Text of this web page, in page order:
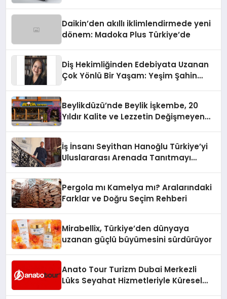
Daikin’den akıllı iklimlendirmede yeni
dönem: Madoka Plus Türkiye’de
Diş Hekimliğinden Edebiyata Uzanan
Çok Yönlü Bir Yaşam: Yeşim Şahin
Beylikdüzü’nde Beylik İşkembe, 20
Yıldır Kalite ve Lezzetin Değişmeyen
İş İnsanı Seyithan Hanoğlu Türkiye’yi
Uluslararası Arenada Tanıtmayı
Pergola mı Kamelya mı? Aralarındaki
Farklar ve Doğru Seçim Rehberi
Mirabellix, Türkiye’den dünyaya
uzanan güçlü büyümesini sürdürüyor
Anato Tour Turizm Dubai Merkezli
Lüks Seyahat Hizmetleriyle Küresel